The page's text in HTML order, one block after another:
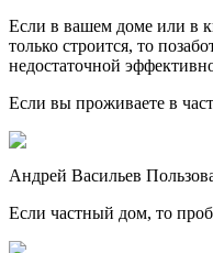
Если в вашем доме или в
только строится, то
недостаточной
Если вы проживаете в
Андрей Васильев
Если частный дом, то